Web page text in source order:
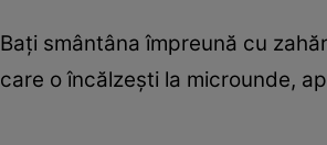
Baţi smântâna împreună cu
care o încălzeşti la microunde,